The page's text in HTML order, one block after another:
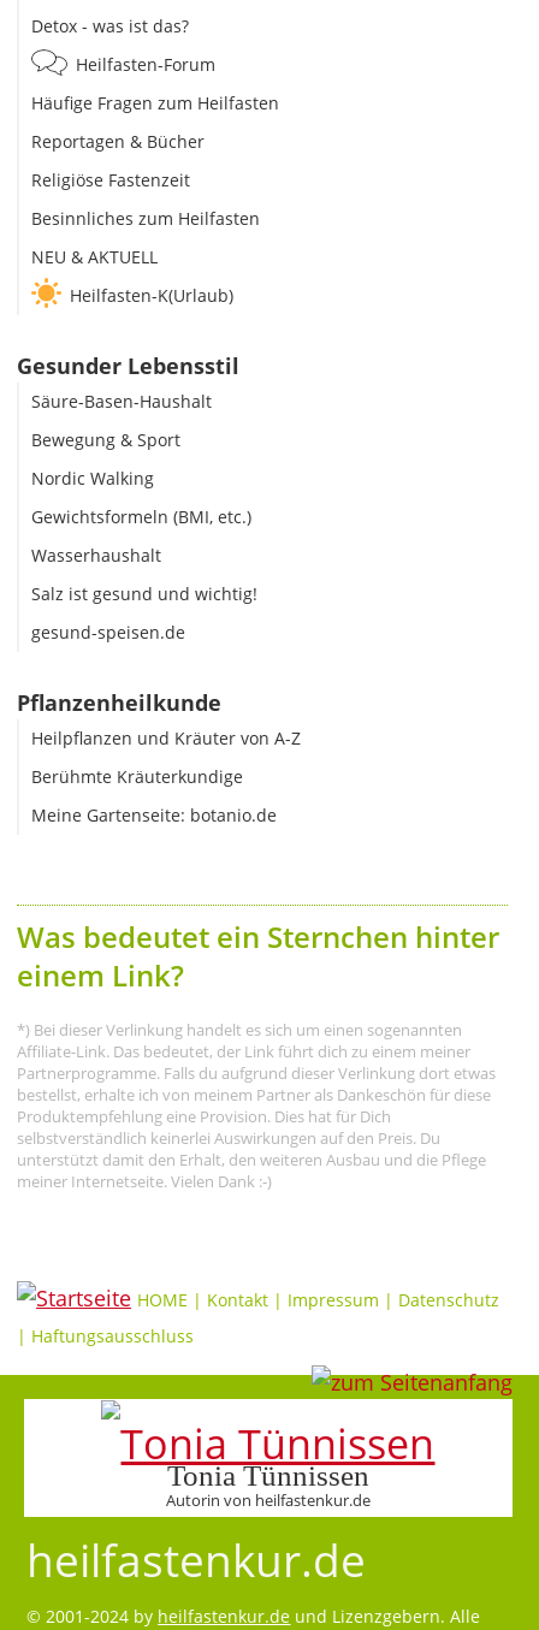
Detox - was ist das?
Heilfasten-Forum
Häufige Fragen zum Heilfasten
Reportagen & Bücher
Religiöse Fastenzeit
Besinnliches zum Heilfasten
NEU & AKTUELL
Heilfasten-K(Urlaub)
Gesunder Lebensstil
Säure-Basen-Haushalt
Bewegung & Sport
Nordic Walking
Gewichtsformeln (BMI, etc.)
Wasserhaushalt
Salz ist gesund und wichtig!
gesund-speisen.de
Pflanzenheilkunde
Heilpflanzen und Kräuter von A-Z
Berühmte Kräuterkundige
Meine Gartenseite: botanio.de
Was bedeutet ein Sternchen hinter
einem Link?
*) Bei dieser Verlinkung handelt es sich um einen sogenannten
Affiliate-Link. Das bedeutet, der Link führt dich zu einem meiner
Partnerprogramme. Falls du aufgrund dieser Verlinkung dort etwas
bestellst, erhalte ich von meinem Partner als Dankeschön für diese
Produktempfehlung eine Provision. Dies hat für Dich
selbstverständlich keinerlei Auswirkungen auf den Preis. Du
unterstützt damit den Erhalt, den weiteren Ausbau und die Pflege
meiner Internetseite. Vielen Dank :-)
HOME | Kontakt | Impressum | Datenschutz
| Haftungsausschluss
Tonia Tünnissen
Autorin von heilfastenkur.de
heilfastenkur.de
© 2001-2024 by heilfastenkur.de und Lizenzgebern. Alle